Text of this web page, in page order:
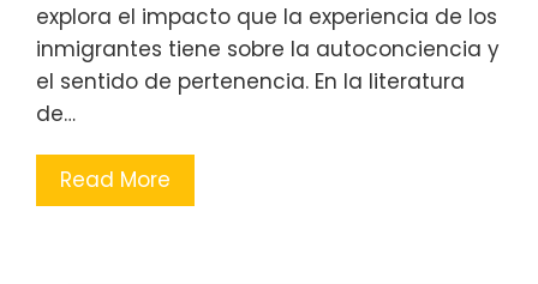
explora el impacto que la experiencia de los
inmigrantes tiene sobre la autoconciencia y
el sentido de pertenencia. En la literatura
de…
Read More